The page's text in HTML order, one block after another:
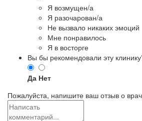
Я возмущен/а
Я разочарован/а
Не вызвало никаких эмоций
Мне понравилось
Я в восторге
Вы бы рекомендовали эту
Да Нет
Пожалуйста, напишите ваш отзыв о